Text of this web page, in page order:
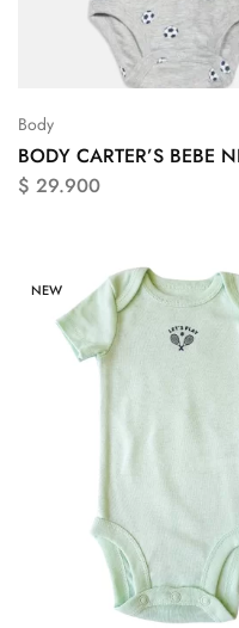
Body
BODY CARTER’S BEBE
$ 29.900
NEW